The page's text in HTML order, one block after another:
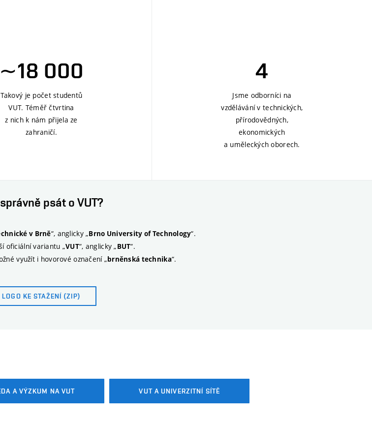
∼18 000
Takový je počet studentů
VUT. Téměř čtvrtina
z nich k nám přijela ze
zahraničí.
4
Jsme odborníci na
vzdělávání v technických,
přírodovědných,
ekonomických
a uměleckých oborech.
psát o VUT?
v Brně“, anglicky „Brno University of Technology“.
oficiální variantu „VUT“, anglicky „BUT“.
využít i hovorové označení „brněnská technika“.
LOGO KE STAŽENÍ (ZIP)
A VÝZKUM NA VUT VUT A UNIVERZITNÍ SÍTĚ